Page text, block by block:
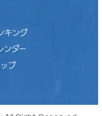
キング
ンダー
プ